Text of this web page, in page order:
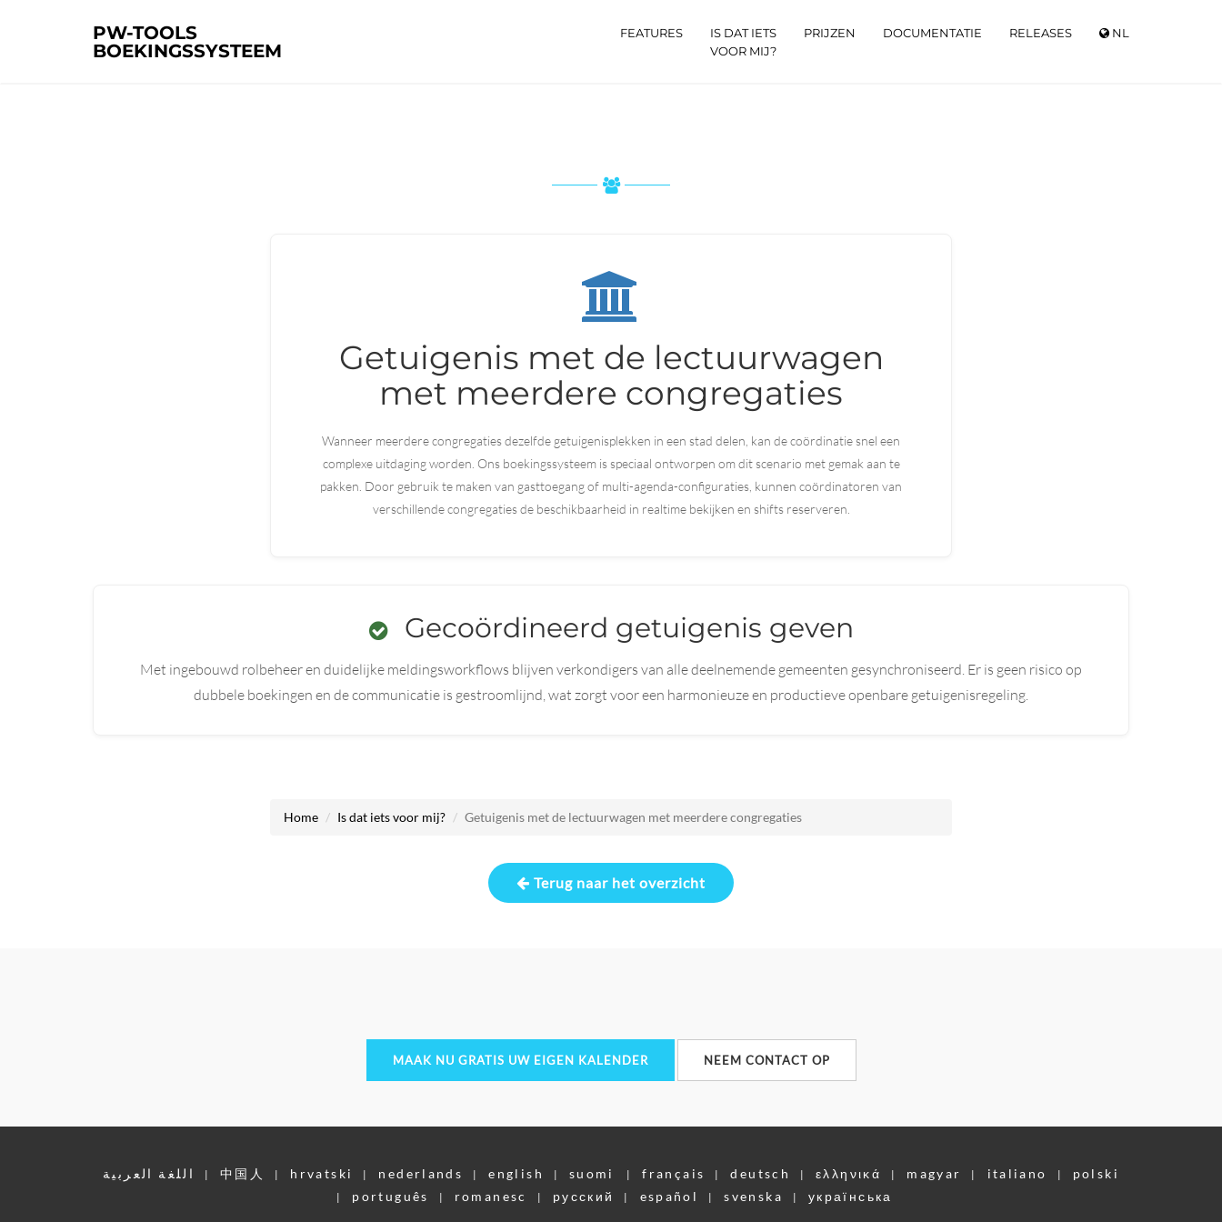
PW-TOOLS
BOEKINGSSYSTEEM
FEATURES
IS DAT IETS
VOOR MIJ?
PRIJZEN DOCUMENTATIE RELEASES NL
Getuigenis met de lectuurwagen
met meerdere congregaties
Wanneer meerdere congregaties dezelfde getuigenisplekken in een stad delen, kan de coördinatie snel een
complexe uitdaging worden. Ons boekingssysteem is speciaal ontworpen om dit scenario met gemak aan te
pakken. Door gebruik te maken van gasttoegang of multi-agenda-configuraties, kunnen coördinatoren van
verschillende congregaties de beschikbaarheid in realtime bekijken en shifts reserveren.
Gecoördineerd getuigenis geven
Met ingebouwd rolbeheer en duidelijke meldingsworkflows blijven verkondigers van alle deelnemende gemeenten gesynchroniseerd. Er is geen risico op
dubbele boekingen en de communicatie is gestroomlijnd, wat zorgt voor een harmonieuze en productieve openbare getuigenisregeling.
Home Is dat iets voor mij? Getuigenis met de lectuurwagen met meerdere congregaties
Terug naar het overzicht
MAAK NU GRATIS UW EIGEN KALENDER NEEM CONTACT OP
اللغة العربية | 中国人 | hrvatski | nederlands | english | suomi | français | deutsch | ελληνικά | magyar | italiano | polski
| português | romanesc | pусский | español | svenska | українська